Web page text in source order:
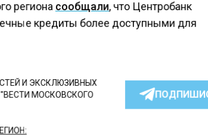
региона сообщали, что Центробанк
кредиты более доступными для
И ЭКСКЛЮЗИВНЫХ
МОСКОВСКОГО